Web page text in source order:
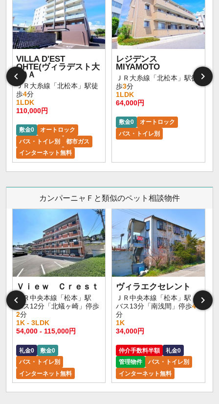
VILLA D'EST
OHTE(ヴィラデスト大
手)Ａ
ＪＲ大糸線「北松本」駅徒
歩4分
1LDK
110,000円
敷金0
オートロック
バス・トイレ別
都市ガス
インターネット無料
レジデンス
MIYAMOTO
ＪＲ大糸線「北松本」駅徒
歩3分
1LDK
64,000円
敷金0
オートロック
バス・トイレ別
カンパーニャＦと類似のペット相談物件
Ｖｉｅｗ Ｃｒｅｓｔ
ＪＲ中央本線「松本」駅
バス12分「北蟻ヶ崎」停歩
2分
1K - 3LDK
54,000 - 115,000円
礼金0
敷金0
バス・トイレ別
インターネット無料
ヴィラエクセレント
ＪＲ中央本線「松本」駅
バス13分「南浅間」停歩4
分
1K
34,000円
仲介手数料半額
礼金0
管理物件
バス・トイレ別
インターネット無料